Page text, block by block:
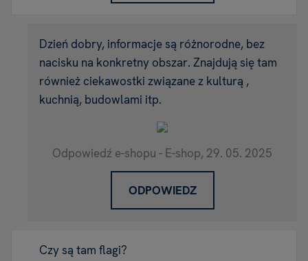
Dzień dobry, informacje są różnorodne, bez
nacisku na konkretny obszar. Znajdują się tam
również ciekawostki związane z kulturą ,
kuchnią, budowlami itp.
Odpowiedź e-shopu - E-shop, 29. 05. 2025
ODPOWIEDZ
Czy są tam flagi?